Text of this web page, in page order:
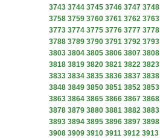
3743 3744 3745 3746 3747 3748
3758 3759 3760 3761 3762 3763
3773 3774 3775 3776 3777 3778
3788 3789 3790 3791 3792 3793
3803 3804 3805 3806 3807 3808
3818 3819 3820 3821 3822 3823
3833 3834 3835 3836 3837 3838
3848 3849 3850 3851 3852 3853
3863 3864 3865 3866 3867 3868
3878 3879 3880 3881 3882 3883
3893 3894 3895 3896 3897 3898
3908 3909 3910 3911 3912 3913